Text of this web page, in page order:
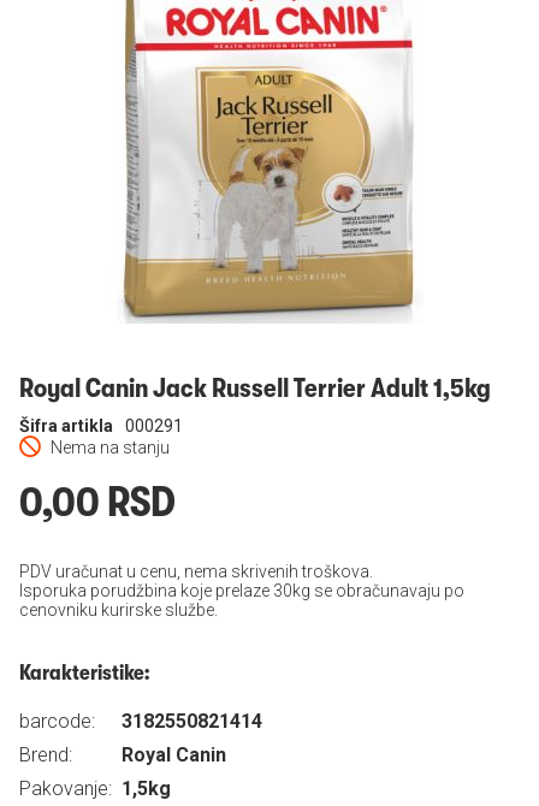
Royal Canin Jack Russell Terrier Adult 1,5kg
Nema na stanju
Šifra artikla 000291
0,00 RSD
PDV uračunat u cenu, nema skrivenih troškova.
Isporuka porudžbina koje prelaze 30kg se obračunavaju po
cenovniku kurirske službe.
Karakteristike:
barcode:
3182550821414
Brend:
Royal Canin
Pakovanje: 1,5kg